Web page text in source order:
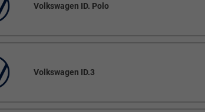
Volkswagen ID. Polo
Volkswagen ID.3